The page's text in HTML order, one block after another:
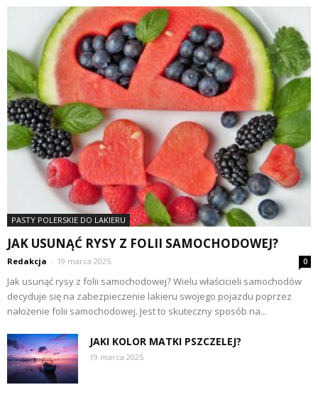
PASTY POLERSKIE DO LAKIERU
JAK USUNĄĆ RYSY Z FOLII SAMOCHODOWEJ?
Redakcja - 19 marca 2025 0
Jak usunąć rysy z folii samochodowej? Wielu właścicieli samochodów
decyduje się na zabezpieczenie lakieru swojego pojazdu poprzez
nałożenie folii samochodowej. Jest to skuteczny sposób na...
JAKI KOLOR MATKI PSZCZELEJ?
19 marca 2025